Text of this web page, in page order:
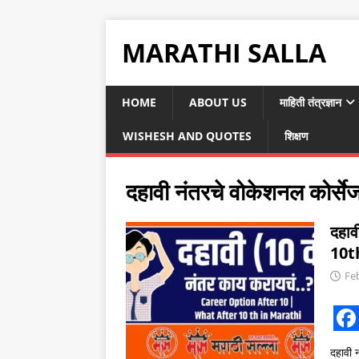
MARATHI SALLA
HOME ABOUT US माहिती तंत्रज्ञान
WISHESH AND QUOTES शिक्षण
दहावी नंतरचे वोकेशनल
F